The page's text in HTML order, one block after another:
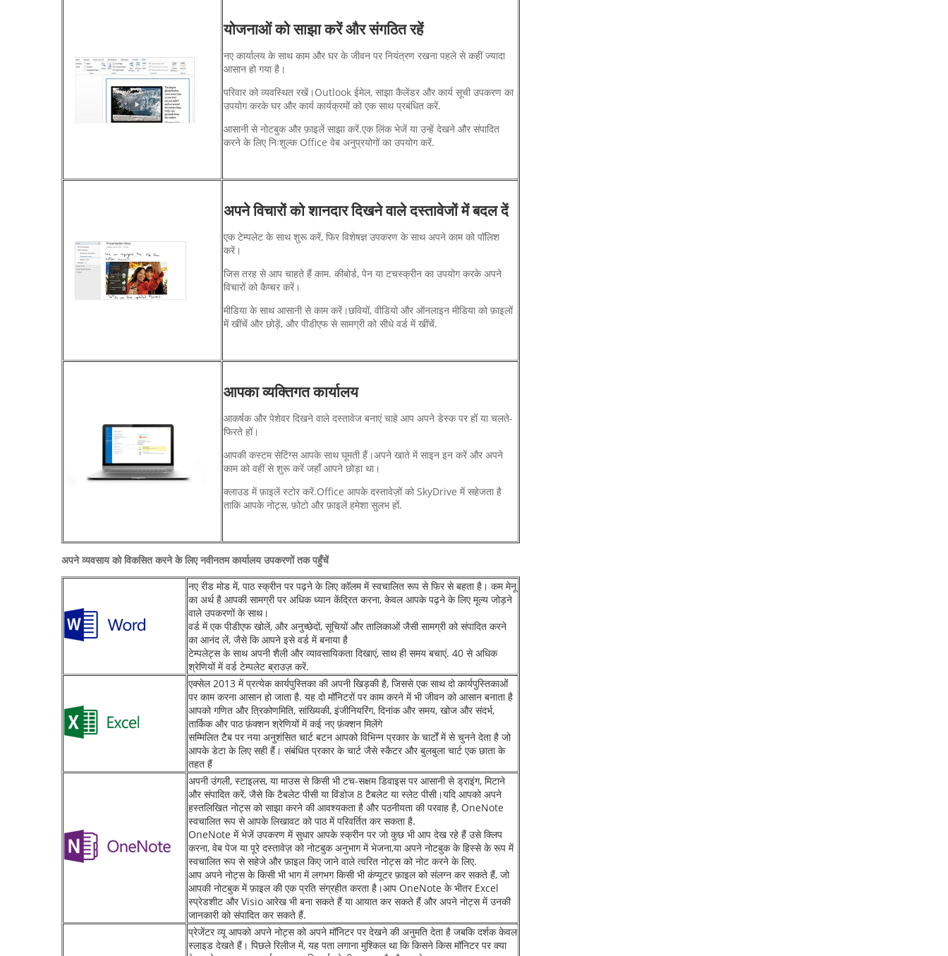
योजनाओं को साझा करें और संगठित रहें
नए कार्यालय के साथ काम और घर के जीवन पर नियंत्रण रखना पहले से कहीं ज्यादा
आसान हो गया है।
परिवार को व्यवस्थित रखें। Outlook ईमेल, साझा कैलेंडर और कार्य सूची उपकरण का
उपयोग करके घर और कार्य कार्यक्रमों को एक साथ प्रबंधित करें.
आसानी से नोटबुक और फ़ाइलें साझा करें.एक लिंक भेजें या उन्हें देखने और संपादित
करने के लिए निःशुल्क Office वेब अनुप्रयोगों का उपयोग करें.
अपने विचारों को शानदार दिखने वाले दस्तावेजों में बदल दें
एक टेम्पलेट के साथ शुरू करें, फिर विशेषज्ञ उपकरण के साथ अपने काम को पॉलिश
करें।
जिस तरह से आप चाहते हैं काम. कीबोर्ड, पेन या टचस्क्रीन का उपयोग करके अपने
विचारों को कैप्चर करें।
मीडिया के साथ आसानी से काम करें।छवियों, वीडियो और ऑनलाइन मीडिया को फ़ाइलों
में खींचें और छोड़ें, और पीडीएफ से सामग्री को सीधे वर्ड में खींचें.
आपका व्यक्तिगत कार्यालय
आकर्षक और पेशेवर दिखने वाले दस्तावेज बनाएं चाहे आप अपने डेस्क पर हों या चलते-
फिरते हों।
आपकी कस्टम सेटिंग्स आपके साथ घूमती हैं।अपने खाते में साइन इन करें और अपने
काम को वहीं से शुरू करें जहाँ आपने छोड़ा था।
क्लाउड में फ़ाइलें स्टोर करें.Office आपके दस्तावेज़ों को SkyDrive में सहेजता है
ताकि आपके नोट्स, फ़ोटो और फ़ाइलें हमेशा सुलभ हों.
अपने व्यवसाय को विकसित करने के लिए नवीनतम कार्यालय उपकरणों तक पहुँचें
नए रीड मोड में, पाठ स्क्रीन पर पढ़ने के लिए कॉलम में स्वचालित रूप से फिर से बहता है। कम मेनू
का अर्थ है आपकी सामग्री पर अधिक ध्यान केंद्रित करना, केवल आपके पढ़ने के लिए मूल्य जोड़ने
वाले उपकरणों के साथ।
वर्ड में एक पीडीएफ खोलें, और अनुच्छेदों, सूचियों और तालिकाओं जैसी सामग्री को संपादित करने
का आनंद लें, जैसे कि आपने इसे वर्ड में बनाया है
टेम्पलेट्स के साथ अपनी शैली और व्यावसायिकता दिखाएं, साथ ही समय बचाएं. 40 से अधिक
श्रेणियों में वर्ड टेम्पलेट ब्राउज़ करें.
एक्सेल 2013 में प्रत्येक कार्यपुस्तिका की अपनी खिड़की है, जिससे एक साथ दो कार्यपुस्तिकाओं
पर काम करना आसान हो जाता है. यह दो मॉनिटरों पर काम करने में भी जीवन को आसान बनाता है
आपको गणित और त्रिकोणमिति, सांख्यिकी, इंजीनियरिंग, दिनांक और समय, खोज और संदर्भ,
तार्किक और पाठ फ़ंक्शन श्रेणियों में कई नए फ़ंक्शन मिलेंगे
सम्मिलित टैब पर नया अनुशंसित चार्ट बटन आपको विभिन्न प्रकार के चार्टों में से चुनने देता है जो
आपके डेटा के लिए सही हैं। संबंधित प्रकार के चार्ट जैसे स्कैटर और बुलबुला चार्ट एक छाता के
तहत हैं
अपनी उंगली, स्टाइलस, या माउस से किसी भी टच-सक्षम डिवाइस पर आसानी से ड्राइंग, मिटाने
और संपादित करें, जैसे कि टैबलेट पीसी या विंडोज 8 टैबलेट या स्लेट पीसी।यदि आपको अपने
हस्तलिखित नोट्स को साझा करने की आवश्यकता है और पठनीयता की परवाह है, OneNote
स्वचालित रूप से आपके लिखावट को पाठ में परिवर्तित कर सकता है.
OneNote में भेजें उपकरण में सुधार आपके स्क्रीन पर जो कुछ भी आप देख रहे हैं उसे क्लिप
करना, वेब पेज या पूरे दस्तावेज़ को नोटबुक अनुभाग में भेजना,या अपने नोटबुक के हिस्से के रूप में
स्वचालित रूप से सहेजे और फ़ाइल किए जाने वाले त्वरित नोट्स को नोट करने के लिए.
आप अपने नोट्स के किसी भी भाग में लगभग किसी भी कंप्यूटर फ़ाइल को संलग्न कर सकते हैं, जो
आपकी नोटबुक में फ़ाइल की एक प्रति संग्रहीत करता है।आप OneNote के भीतर Excel
स्प्रेडशीट और Visio आरेख भी बना सकते हैं या आयात कर सकते हैं और अपने नोट्स में उनकी
जानकारी को संपादित कर सकते हैं.
प्रेजेंटर व्यू आपको अपने नोट्स को अपने मॉनिटर पर देखने की अनुमति देता है जबकि दर्शक केवल
स्लाइड देखते हैं। पिछले रिलीज में, यह पता लगाना मुश्किल था कि किसने किस मॉनिटर पर क्या